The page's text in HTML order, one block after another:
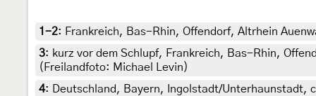
1-2: Frankreich, Bas-Rhin, Offendorf, Altrhein
3: kurz vor dem Schlupf, Frankreich, Bas-Rhin,
(Freilandfoto: Michael Levin)
4:
Deutschland, Bayern, Ingolstadt/Unterhaunstadt,